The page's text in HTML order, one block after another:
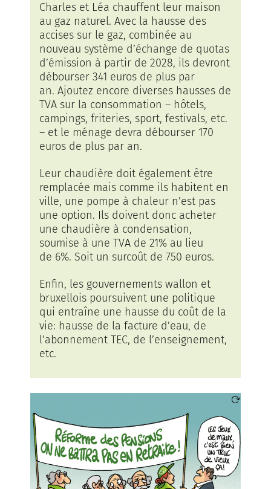
Charles et Léa chauffent leur maison
au gaz naturel. Avec la hausse des
accises sur le gaz, combinée au
nouveau système d’échange de quotas
d’émission à partir de 2028, ils devront
débourser 341 euros de plus par
an. Ajoutez encore diverses hausses de
TVA sur la consommation – hôtels,
campings, friteries, sport, festivals, etc.
– et le ménage devra débourser 170
euros de plus par an.
Leur chaudière doit également être
remplacée mais comme ils habitent en
ville, une pompe à chaleur n’est pas
une option. Ils doivent donc acheter
une chaudière à condensation,
soumise à une TVA de 21% au lieu
de 6%. Soit un surcoût de 750 euros.
Enfin, les gouvernements wallon et
bruxellois poursuivent une politique
qui entraîne une hausse du coût de la
vie: hausse de la facture d’eau, de
l’abonnement TEC, de l’enseignement,
etc.